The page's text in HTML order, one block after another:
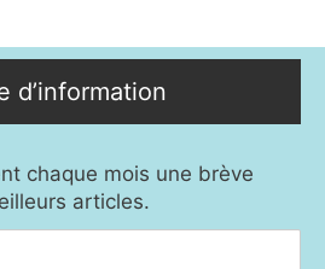
d’information
chaque mois une brève
articles.